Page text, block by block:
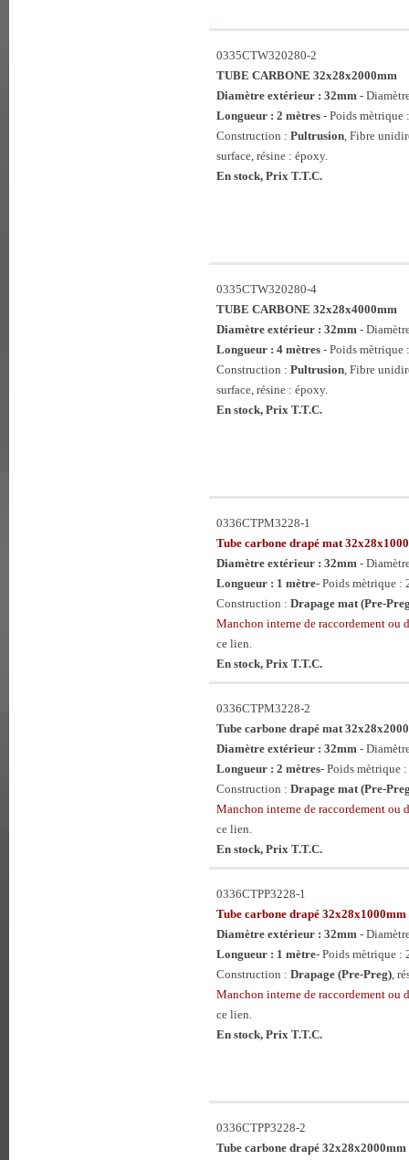
0335CTW320280-2
TUBE CARBONE 32x28x2000mm
Diamètre extérieur : 32mm -
Longueur : 2 mètres - Poids mètrique
Construction : Pultrusion, Fibre
surface, résine : époxy.
En stock, Prix T.T.C.
0335CTW320280-4
TUBE CARBONE 32x28x4000mm
Diamètre extérieur : 32mm -
Longueur : 4 mètres - Poids mètrique
Construction : Pultrusion, Fibre
surface, résine : époxy.
En stock, Prix T.T.C.
0336CTPM3228-1
Tube carbone drapé mat
Diamètre extérieur : 32mm -
Longueur : 1 mètre- Poids mètrique :
Construction : Drapage mat (Pre-
Manchon interne de raccordement ou
ce lien.
En stock, Prix T.T.C.
0336CTPM3228-2
Tube carbone drapé mat
Diamètre extérieur : 32mm -
Longueur : 2 mètres- Poids mètrique :
Construction : Drapage mat (Pre-
Manchon interne de raccordement ou
ce lien.
En stock, Prix T.T.C.
0336CTPP3228-1
Tube carbone drapé 32x28x1000mm
Diamètre extérieur : 32mm -
Longueur : 1 mètre- Poids mètrique :
Construction : Drapage (Pre-Preg),
Manchon interne de raccordement ou
ce lien.
En stock, Prix T.T.C.
0336CTPP3228-2
Tube carbone drapé 32x28x2000mm